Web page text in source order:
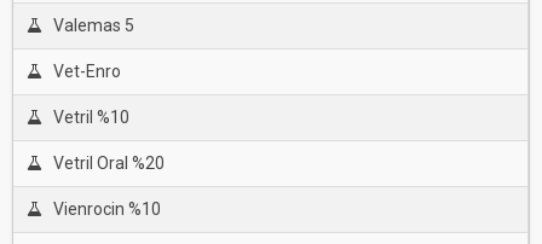
Valemas 5
Vet-Enro
Vetril %10
Vetril Oral %20
Vienrocin %10